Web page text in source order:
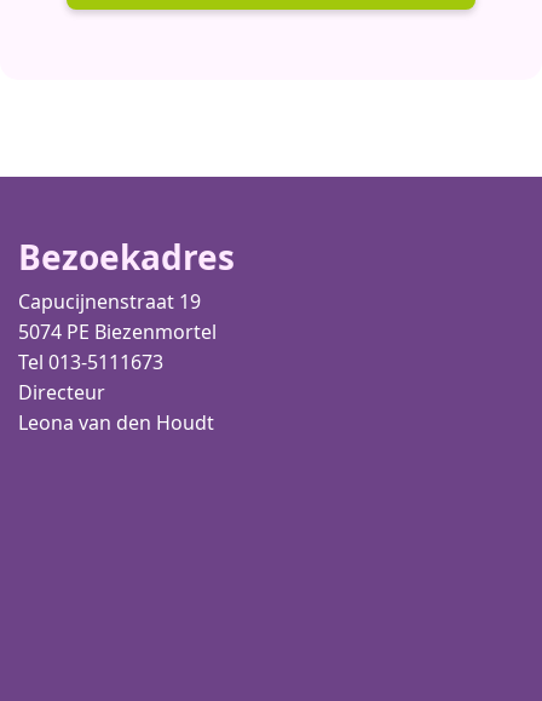
Bezoekadres
Capucijnenstraat 19
5074 PE Biezenmortel
Tel 013-5111673
Directeur
Leona van den Houdt